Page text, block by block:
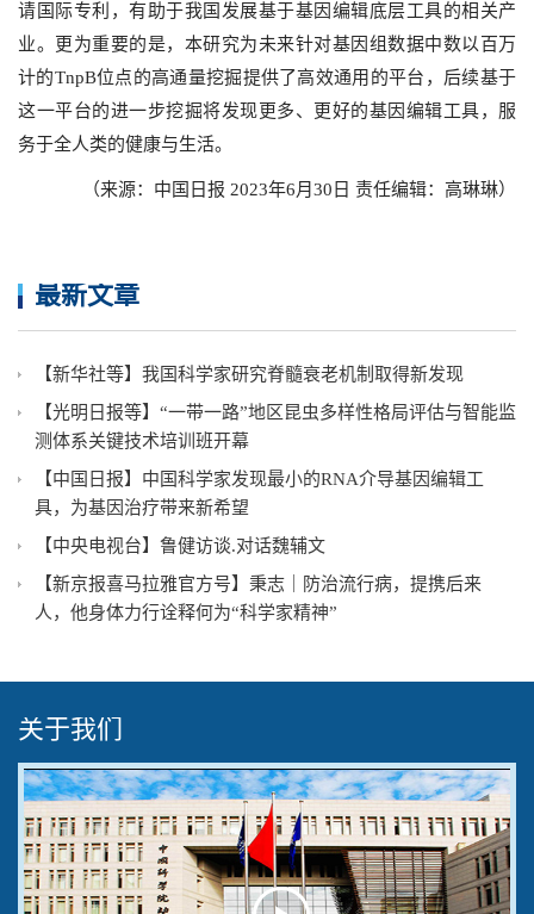
请国际专利，有助于我国发展基于基因编辑底层工具的相关产
业。更为重要的是，本研究为未来针对基因组数据中数以百万
计的TnpB位点的高通量挖掘提供了高效通用的平台，后续基于
这一平台的进一步挖掘将发现更多、更好的基因编辑工具，服
务于全人类的健康与生活。
（来源：中国日报 2023年6月30日 责任编辑：高琳琳）
最新文章
【新华社等】我国科学家研究脊髓衰老机制取得新发现
【光明日报等】“一带一路”地区昆虫多样性格局评估与智能监
测体系关键技术培训班开幕
【中国日报】中国科学家发现最小的RNA介导基因编辑工
具，为基因治疗带来新希望
【中央电视台】鲁健访谈.对话魏辅文
【新京报喜马拉雅官方号】秉志｜防治流行病，提携后来
人，他身体力行诠释何为“科学家精神”
关于我们